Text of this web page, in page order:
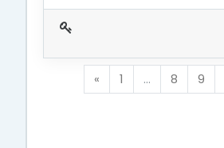
«Previous
1 … 8 9